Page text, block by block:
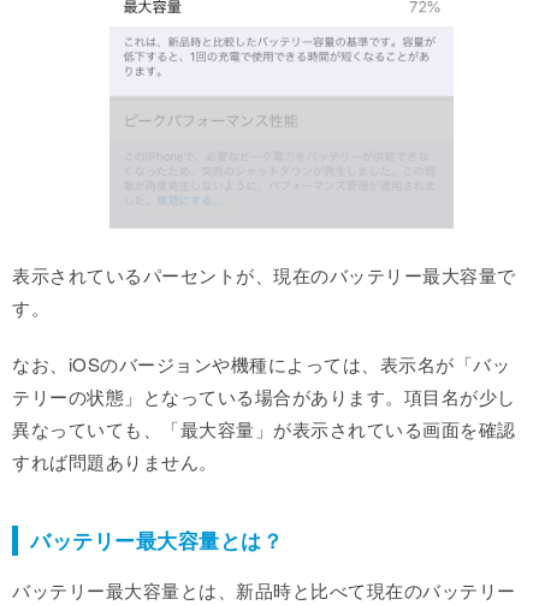
表示されているパーセントが、現在のバッテリー最大容量で
す。
なお、iOSのバージョンや機種によっては、表示名が「バッ
テリーの状態」となっている場合があります。項目名が少し
異なっていても、「最大容量」が表示されている画面を確認
すれば問題ありません。
バッテリー最大容量とは？
バッテリー最大容量とは、新品時と比べて現在のバッテリー